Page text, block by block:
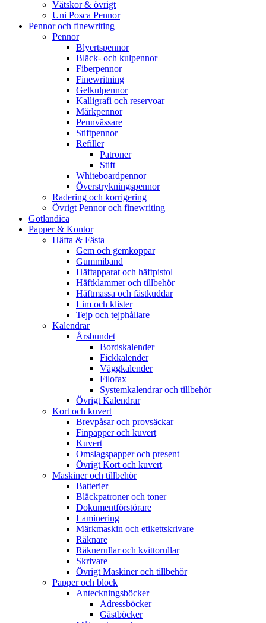
Vätskor & övrigt
Uni Posca Pennor
Pennor och finewriting
Pennor
Blyertspennor
Bläck- och kulpennor
Fiberpennor
Finewritning
Gelkulpennor
Kalligrafi och reservoar
Märkpennor
Pennvässare
Stiftpennor
Refiller
Patroner
Stift
Whiteboardpennor
Överstrykningspennor
Radering och korrigering
Övrigt Pennor och finewriting
Gotlandica
Papper & Kontor
Häfta & Fästa
Gem och gemkoppar
Gummiband
Häftapparat och häftpistol
Häftklammer och tillbehör
Häftmassa och fästkuddar
Lim och klister
Tejp och tejphållare
Kalendrar
Årsbundet
Bordskalender
Fickkalender
Väggkalender
Filofax
Systemkalendrar och tillbehör
Övrigt Kalendrar
Kort och kuvert
Brevpåsar och provsäckar
Finpapper och kuvert
Kuvert
Omslagspapper och present
Övrigt Kort och kuvert
Maskiner och tillbehör
Batterier
Bläckpatroner och toner
Dokumentförstörare
Laminering
Märkmaskin och etikettskrivare
Räknare
Räknerullar och kvittorullar
Skrivare
Övrigt Maskiner och tillbehör
Papper och block
Anteckningsböcker
Adressböcker
Gästböcker